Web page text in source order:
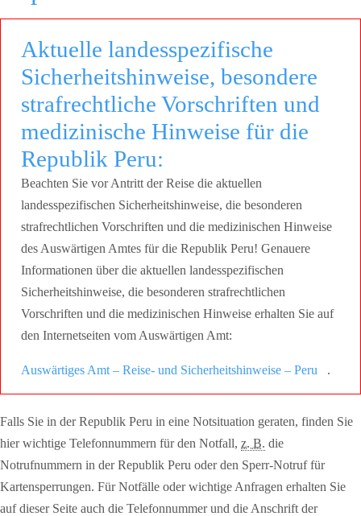
Aktuelle landesspezifische
Sicherheitshinweise, besondere
strafrechtliche Vorschriften und
medizinische Hinweise für die
Republik Peru:
Beachten Sie vor Antritt der Reise die aktuellen
landesspezifischen Sicherheitshinweise, die besonderen
strafrechtlichen Vorschriften und die medizinischen Hinweise
des Auswärtigen Amtes für die Republik Peru! Genauere
Informationen über die aktuellen landesspezifischen
Sicherheitshinweise, die besonderen strafrechtlichen
Vorschriften und die medizinischen Hinweise erhalten Sie auf
den Internetseiten vom Auswärtigen Amt:
Auswärtiges Amt – Reise- und Sicherheitshinweise – Peru .
Falls Sie in der Republik Peru in eine Notsituation geraten, finden Sie
hier wichtige Telefonnummern für den Notfall, z. B. die
Notrufnummern in der Republik Peru oder den Sperr-Notruf für
Kartensperrungen. Für Notfälle oder wichtige Anfragen erhalten Sie
auf dieser Seite auch die Telefonnummer und die Anschrift der